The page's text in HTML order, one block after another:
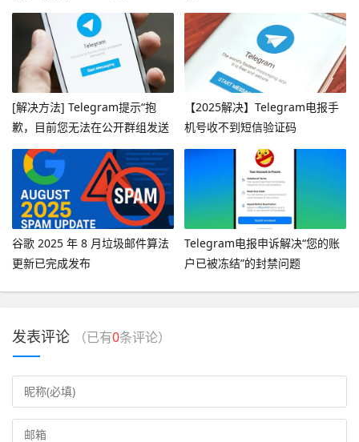
[解决方法] Telegram提示“抱
歉，目前您无法在公开群组发送
消息”
【2025解决】Telegram电报手
机号收不到短信验证码
谷歌 2025 年 8 月垃圾邮件算法
更新已完成发布
Telegram电报申诉解决“您的账
户已被冻结”的封禁问题
发表评论 （已有0条评论）